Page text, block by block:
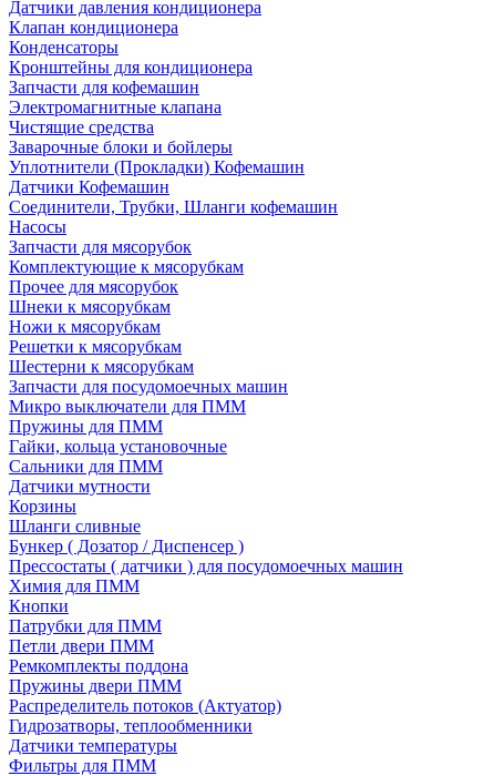
Датчики давления кондиционера
Клапан кондиционера
Конденсаторы
Кронштейны для кондиционера
Запчасти для кофемашин
Электромагнитные клапана
Чистящие средства
Заварочные блоки и бойлеры
Уплотнители (Прокладки) Кофемашин
Датчики Кофемашин
Соединители, Трубки, Шланги кофемашин
Насосы
Запчасти для мясорубок
Комплектующие к мясорубкам
Прочее для мясорубок
Шнеки к мясорубкам
Ножи к мясорубкам
Решетки к мясорубкам
Шестерни к мясорубкам
Запчасти для посудомоечных машин
Микро выключатели для ПММ
Пружины для ПММ
Гайки, кольца установочные
Сальники для ПММ
Датчики мутности
Корзины
Шланги сливные
Бункер ( Дозатор / Диспенсер )
Прессостаты ( датчики ) для посудомоечных машин
Химия для ПММ
Кнопки
Патрубки для ПММ
Петли двери ПММ
Ремкомплекты поддона
Пружины двери ПММ
Распределитель потоков (Актуатор)
Гидрозатворы, теплообменники
Датчики температуры
Фильтры для ПММ